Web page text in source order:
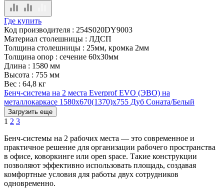
Где купить
Код производителя : 254S020DY9003
Материал столешницы : ЛДСП
Толщина столешницы : 25мм, кромка 2мм
Толщина опор : сечение 60х30мм
Длина : 1580 мм
Высота : 755 мм
Вес : 64,8 кг
Бенч-система на 2 места Everprof EVO (ЭВО) на
металлокаркасе 1580х670(1370)x755 Дуб Соната/Белый
Загрузить еще
1 2 3
Бенч-системы на 2 рабочих места — это современное и
практичное решение для организации рабочего пространства
в офисе, коворкинге или open space. Такие конструкции
позволяют эффективно использовать площадь, создавая
комфортные условия для работы двух сотрудников
одновременно.